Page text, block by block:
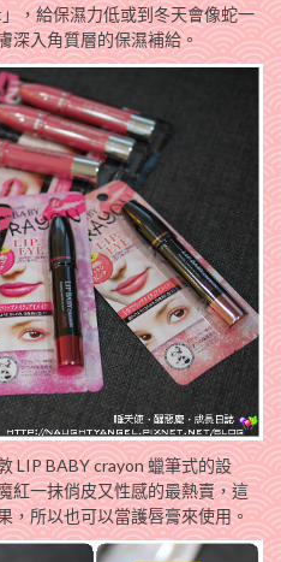
，給保濕力低或到冬天會像蛇一
深入角質層的保濕補給。
LIP BABY crayon 蠟筆式的設
紅一抹俏皮又性感的最熱賣，這
，所以也可以當護唇膏來使用。